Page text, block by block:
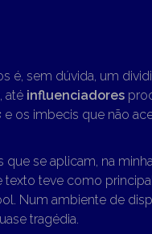
é, sem dúvida, um
atéinfluenciadores
e os imbecis que não
se aplicam, na
texto teve como
Num ambiente de
tragédia.